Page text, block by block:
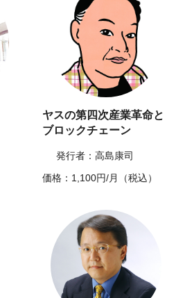
ヤスの第四次産業革命と
ブロックチェーン
発行者：高島康司
価格：1,100円/月（税込）